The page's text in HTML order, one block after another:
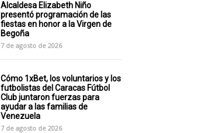
Alcaldesa Elizabeth Niño
presentó programación de las
fiestas en honor a la Virgen de
Begoña
7 de agosto de 2026
Cómo 1xBet, los voluntarios y los
futbolistas del Caracas Fútbol
Club juntaron fuerzas para
ayudar a las familias de
Venezuela
7 de agosto de 2026